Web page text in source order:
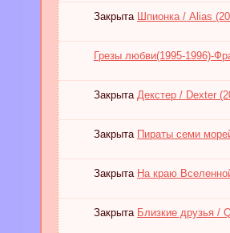
Закрыта Шпионка / Alias
Грезы любви(1995-1996)-
Закрыта Декстер / Dexter
Закрыта Пираты семи
Закрыта На краю
Закрыта Близкие друзья /